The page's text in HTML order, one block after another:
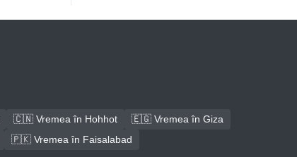
🇨🇳 Vremea în Hohhot
🇪🇬 Vremea în Giza
🇵🇰 Vremea în Faisalabad